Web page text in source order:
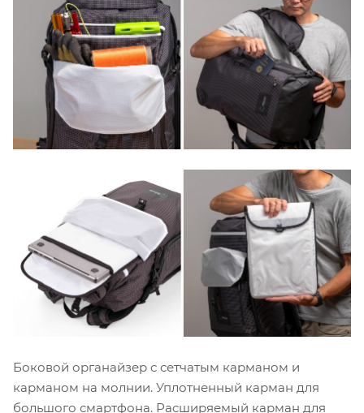
Боковой органайзер с сетчатым карманом и
карманом на молнии. Уплотненный карман для
большого смартфона. Расширяемый карман для